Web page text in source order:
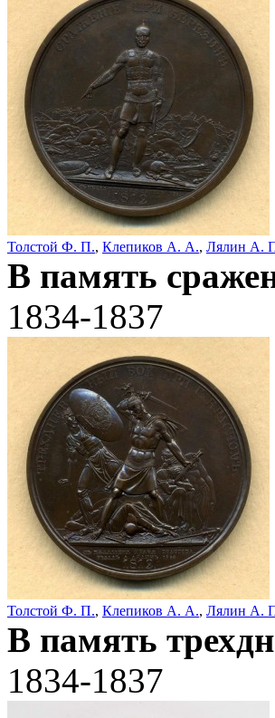
Толстой Ф. П., Клепиков А. А., Лялин А.
В память
1834-1837
Толстой Ф. П., Клепиков А. А., Лялин А.
В память
1834-1837